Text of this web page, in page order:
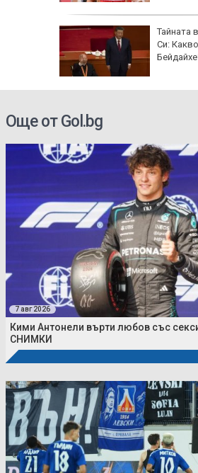
Тайната
Си:
Още от Gol.bg
7 авг 2026
Кими Антонели върти любов със
СНИМКИ